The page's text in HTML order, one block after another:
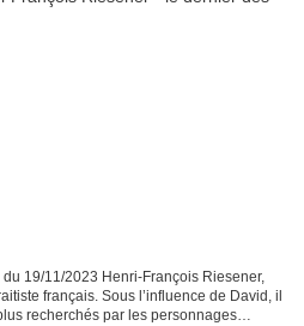
19/11/2023 Henri-François Riesener,
français. Sous l’influence de David, il
recherchés par les personnages